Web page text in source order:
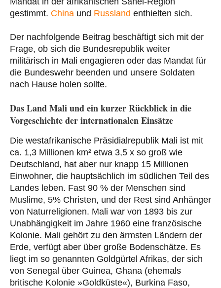
gestimmt. China und Russland enthielten sich.
Der nachfolgende Beitrag beschäftigt sich mit der
Frage, ob sich die Bundesrepublik weiter
militärisch in Mali engagieren oder das Mandat für
die Bundeswehr beenden und unsere Soldaten
nach Hause holen sollte.
Das Land Mali und ein kurzer Rückblick in die
Vorgeschichte der internationalen Einsätze
Die westafrikanische Präsidialrepublik Mali ist mit
ca. 1,3 Millionen km² etwa 3,5 x so groß wie
Deutschland, hat aber nur knapp 15 Millionen
Einwohner, die hauptsächlich im südlichen Teil des
Landes leben. Fast 90 % der Menschen sind
Muslime, 5% Christen, und der Rest sind Anhänger
von Naturreligionen. Mali war von 1893 bis zur
Unabhängigkeit im Jahre 1960 eine französische
Kolonie. Mali gehört zu den ärmsten Ländern der
Erde, verfügt aber über große Bodenschätze. Es
liegt im so genannten Goldgürtel Afrikas, der sich
von Senegal über Guinea, Ghana (ehemals
britische Kolonie »Goldküste«), Burkina Faso,